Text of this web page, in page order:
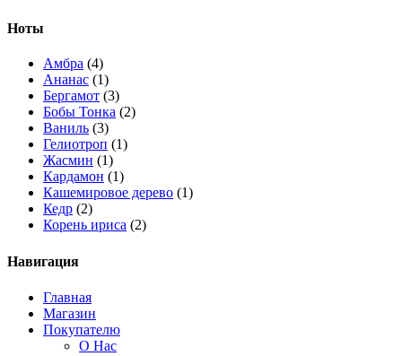
Armaf
(7)
Armand Basi
Asdaaf (4)
Atelier Cologne
Attar Collection
Azzaro (2)
Bath & Body Works
BDK Parfums
Bentley (1)
Boadicea The Victorious (10)
Bois 1920
Bottega Veneta (2)
Britney Spears
Bvlgari (5)
Byredo (12)
Calvin Klein (3)
Carolina Herrera
Ноты
Амбра (4)
Ананас (1)
Бергамот (3)
Бобы Тонка (2)
Ваниль (3)
Гелиотроп (1)
Жасмин (1)
Кардамон (1)
Кашемировое дерево (1)
Кедр (2)
Корень ириса (2)
Красные ягоды
Лимон
Магнолия
Малина
Мандарин
Маракуйя (1)
Навигация
Главная
Магазин
Покупателю
О Нас